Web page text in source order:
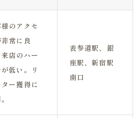
のアクセ
常に良
来店のハー
が低い。リ
ター獲得に
表参道駅、銀
座駅、新宿駅
南口